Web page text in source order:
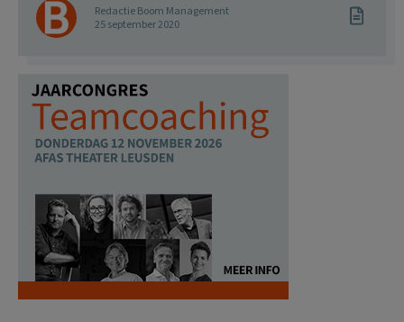
Redactie Boom Management
25 september 2020